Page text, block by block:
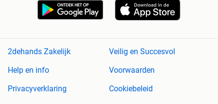
2dehands Zakelijk
Veilig en Succesvol
Help en info
Voorwaarden
Privacyverklaring
Cookiebeleid